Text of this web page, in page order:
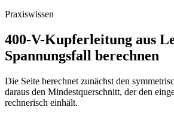
Praxiswissen
400-V-Kupferleitung aus
Spannungsfall berechnen
Die Seite berechnet zunächst den
daraus den Mindestquerschnitt, der den
rechnerisch einhält.